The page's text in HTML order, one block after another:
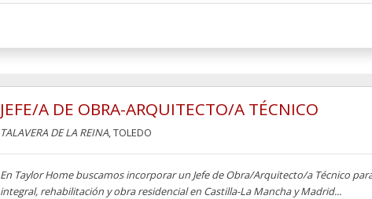
JEFE/A DE OBRA-ARQUITECTO/A TÉCNICO
TALAVERA DE LA REINA, TOLEDO
En Taylor Home buscamos incorporar un Jefe de Obra/Arquitecto/a Técnico
integral, rehabilitación y obra residencial en Castilla-La Mancha y Madrid...